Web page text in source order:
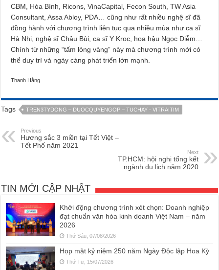
CBM, Hòa Bình, Ricons, VinaCapital, Fecon South, TW Asia
Consultant, Assa Abloy, PDA… cũng như rất nhiều nghệ sĩ đã
đồng hành với chương trình liên tục qua nhiều mùa như ca sĩ
Hà Nhi, nghệ sĩ Châu Bùi, ca sĩ Y Kroc, hoa hậu Ngọc Diễm…
Chính từ những “tấm lòng vàng” này mà chương trình mới có
thể duy trì và ngày càng phát triển lớn mạnh.
Thanh Hằng
Tags TREN3TYDONG – DUOCQUYENGOP – TUCHAY - VITRAITIM
Previous
Hương sắc 3 miền tại Tết Việt –
Tết Phố năm 2021
Next
TP.HCM: hội nghị tổng kết
ngành du lịch năm 2020
TIN MỚI CẬP NHẬT
Khởi động chương trình xét chọn: Doanh nghiệp
đạt chuẩn văn hóa kinh doanh Việt Nam – năm
2026
Thứ Sáu, 07/08/2026
Họp mặt kỷ niệm 250 năm Ngày Độc lập Hoa Kỳ
Thứ Tư, 15/07/2026